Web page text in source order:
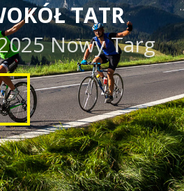
TATR
Nowy Targ